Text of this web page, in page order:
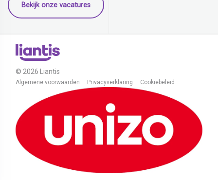
Bekijk onze vacatures
© 2026 Liantis
Algemene voorwaarden Privacyverklaring Cookiebeleid